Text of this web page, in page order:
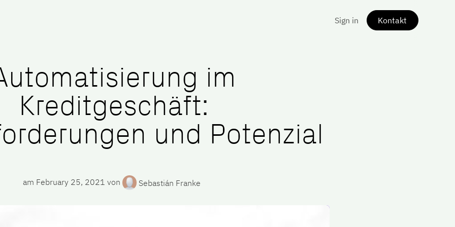
Sign in Kontakt
im
Kreditgeschäft:
und Potenzial
am February 25, 2021 von Sebastián Franke